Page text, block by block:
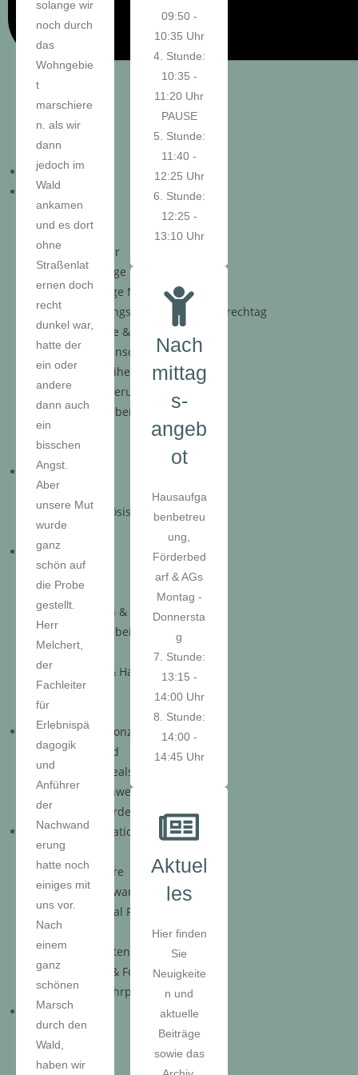
Aktuelles
Schulleben
Termine
Aktionen
SOS-Basar
Aktionstage Lebenshilfe
Projekttage Nachhaltigkeit
Ausbildungsbörse & Firmensprechtag
Sportfeste & Abzeichen
Arbeitsgemeinschaften (AG)
Frieden – Freiheit – Freundschaft
Berufsorientierung
Schulsozialarbeit
Bibliothek
Erasmus+
Unterricht
Kurssystem
WPF & Französisch
Praxistag
Das sind Wir
Schulleitung
Kollegium
Schülerinnen & Schüler
Schulsozialarbeiterin
Berufscoach
Verwaltung & Hausmeister
Elternschaft
Förderkreis
Pädagogisches Konzept
Unser Leitbild
Integrative Realschule
Inklusion-Schwerpunktschule
Fördern & Fordern
Service & Informationen
Kontakt
Info-Broschüre
Digitales Schwarzes Brett
Bildungsportal RLP
Anmeldung
Schulbuchlisten & Ausleihe
Elternbriefe & Formulare
Bus- & Zugfahrpläne
09:50 -
10:35 Uhr
4. Stunde:
10:35 -
11:20 Uhr
PAUSE
5. Stunde:
11:40 -
12:25 Uhr
6. Stunde:
12:25 -
13:10 Uhr
Nach
mittag
s-
angeb
ot
Hausaufga
benbetreu
ung,
Förderbed
arf & AGs
Montag -
Donnersta
g
7. Stunde:
13:15 -
14:00 Uhr
8. Stunde:
14:00 -
14:45 Uhr
Aktuel
les
Hier finden
Sie
Neuigkeite
n und
aktuelle
Beiträge
sowie das
solange wir
noch durch
das
Wohngebie
t
marschiere
n. als wir
dann
jedoch im
Wald
ankamen
und es dort
ohne
Straßenlat
ernen doch
recht
dunkel war,
hatte der
ein oder
andere
dann auch
ein
bisschen
Angst.
Aber
unsere Mut
wurde
ganz
schön auf
die Probe
gestellt.
Herr
Melchert,
der
Fachleiter
für
Erlebnispä
dagogik
und
Anführer
der
Nachwand
erung
hatte noch
einiges mit
uns vor.
Nach
einem
ganz
schönen
Marsch
durch den
Wald,
haben wir